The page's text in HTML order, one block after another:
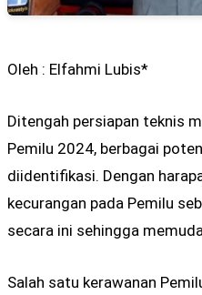
Oleh : Elfahmi Lubis*
Ditengah persiapan teknis
Pemilu 2024, berbagai
diidentifikasi. Dengan
kecurangan pada Pemilu
secara ini sehingga
Salah satu kerawanan